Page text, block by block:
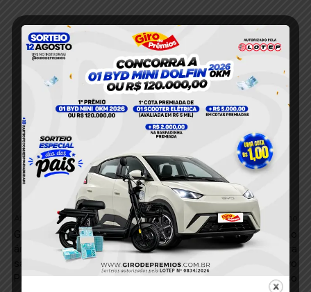
Governo garante obras nas
áreas de saúde e
saneamento em Novo
Progresso
Mais um motorista é flagrado
subindo em rotatória e vira
piada na internet, em Novo
Progresso